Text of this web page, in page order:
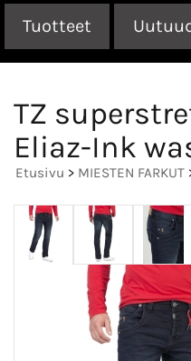
Tuotteet
TZ
Eliaz-Ink
Etusivu > MIESTEN FARKUT